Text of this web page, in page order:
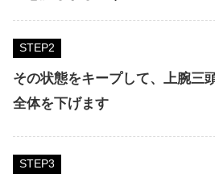
STEP
その状態をキープして、上腕三
全体を下げます
STEP